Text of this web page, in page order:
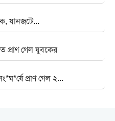
যানজটে...
প্রাণ গেল যুবকের
প্রাণ গেল ২...